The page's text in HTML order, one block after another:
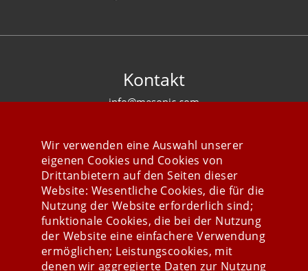
Kontakt
info@mesonic.com
Stay connected
Wir verwenden eine Auswahl unserer
eigenen Cookies und Cookies von
Drittanbietern auf den Seiten dieser
Website: Wesentliche Cookies, die für die
Nutzung der Website erforderlich sind;
funktionale Cookies, die bei der Nutzung
der Website eine einfachere Verwendung
ermöglichen; Leistungscookies, mit
denen wir aggregierte Daten zur Nutzung